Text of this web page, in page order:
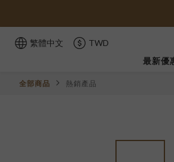
繁體中文
TWD
最新優
全部商品 熱銷產品